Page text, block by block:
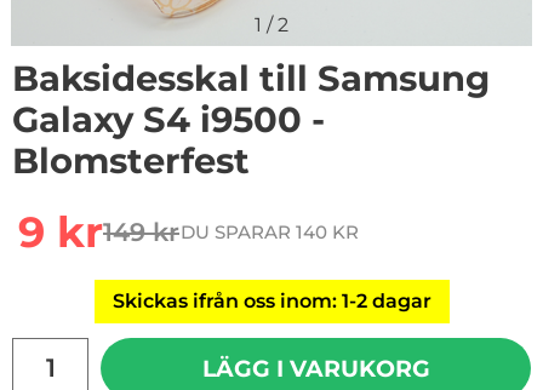
1 /2
Baksidesskal till Samsung
Galaxy S4 i9500 -
Blomsterfest
rea pris
9 krtidigare pris
149 krDU SPARAR 140 KR
Skickas ifrån oss inom: 1-2 dagar
LÄGG I VARUKORG